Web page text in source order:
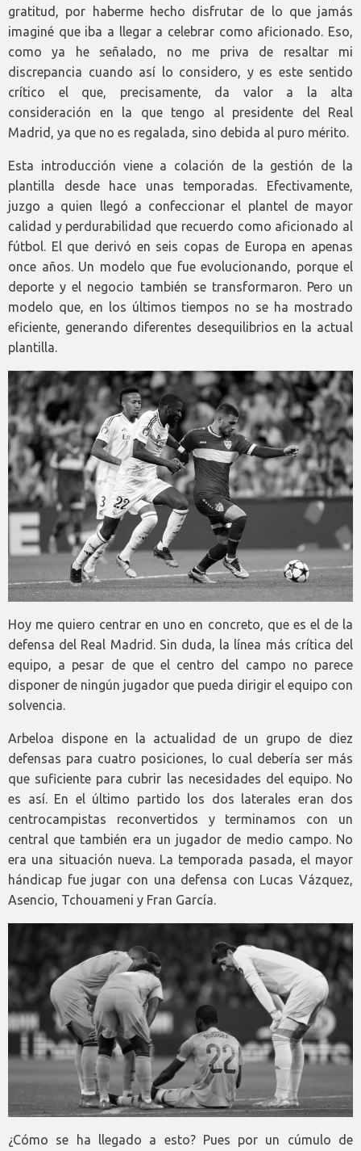
gratitud, por haberme hecho disfrutar de lo que jamás
imaginé que iba a llegar a celebrar como aficionado. Eso,
como ya he señalado, no me priva de resaltar mi
discrepancia cuando así lo considero, y es este sentido
crítico el que, precisamente, da valor a la alta
consideración en la que tengo al presidente del Real
Madrid, ya que no es regalada, sino debida al puro mérito.
Esta introducción viene a colación de la gestión de la
plantilla desde hace unas temporadas. Efectivamente,
juzgo a quien llegó a confeccionar el plantel de mayor
calidad y perdurabilidad que recuerdo como aficionado al
fútbol. El que derivó en seis copas de Europa en apenas
once años. Un modelo que fue evolucionando, porque el
deporte y el negocio también se transformaron. Pero un
modelo que, en los últimos tiempos no se ha mostrado
eficiente, generando diferentes desequilibrios en la actual
plantilla.
Hoy me quiero centrar en uno en concreto, que es el de la
defensa del Real Madrid. Sin duda, la línea más crítica del
equipo, a pesar de que el centro del campo no parece
disponer de ningún jugador que pueda dirigir el equipo con
solvencia.
Arbeloa dispone en la actualidad de un grupo de diez
defensas para cuatro posiciones, lo cual debería ser más
que suficiente para cubrir las necesidades del equipo. No
es así. En el último partido los dos laterales eran dos
centrocampistas reconvertidos y terminamos con un
central que también era un jugador de medio campo. No
era una situación nueva. La temporada pasada, el mayor
hándicap fue jugar con una defensa con Lucas Vázquez,
Asencio, Tchouameni y Fran García.
¿Cómo se ha llegado a esto? Pues por un cúmulo de